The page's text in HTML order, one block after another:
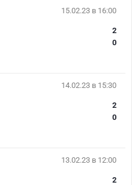
15.02.23 в 16:00
2
0
14.02.23 в 15:30
2
0
13.02.23 в 12:00
2